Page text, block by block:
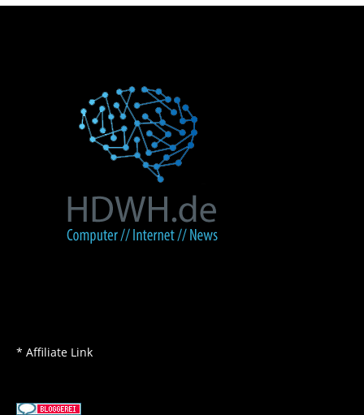
* Affiliate Link